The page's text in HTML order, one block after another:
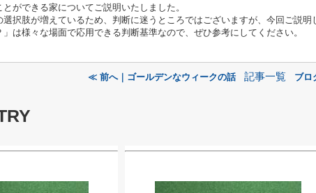
ができる家についてご説明いたしました。
択肢が増えているため、判断に迷うところではございますが、今回ご説
は様々な場面で応用できる判断基準なので、ぜひ参考にしてください。
≪ 前へ｜ゴールデンなウィークの話 記事一覧 ブロ